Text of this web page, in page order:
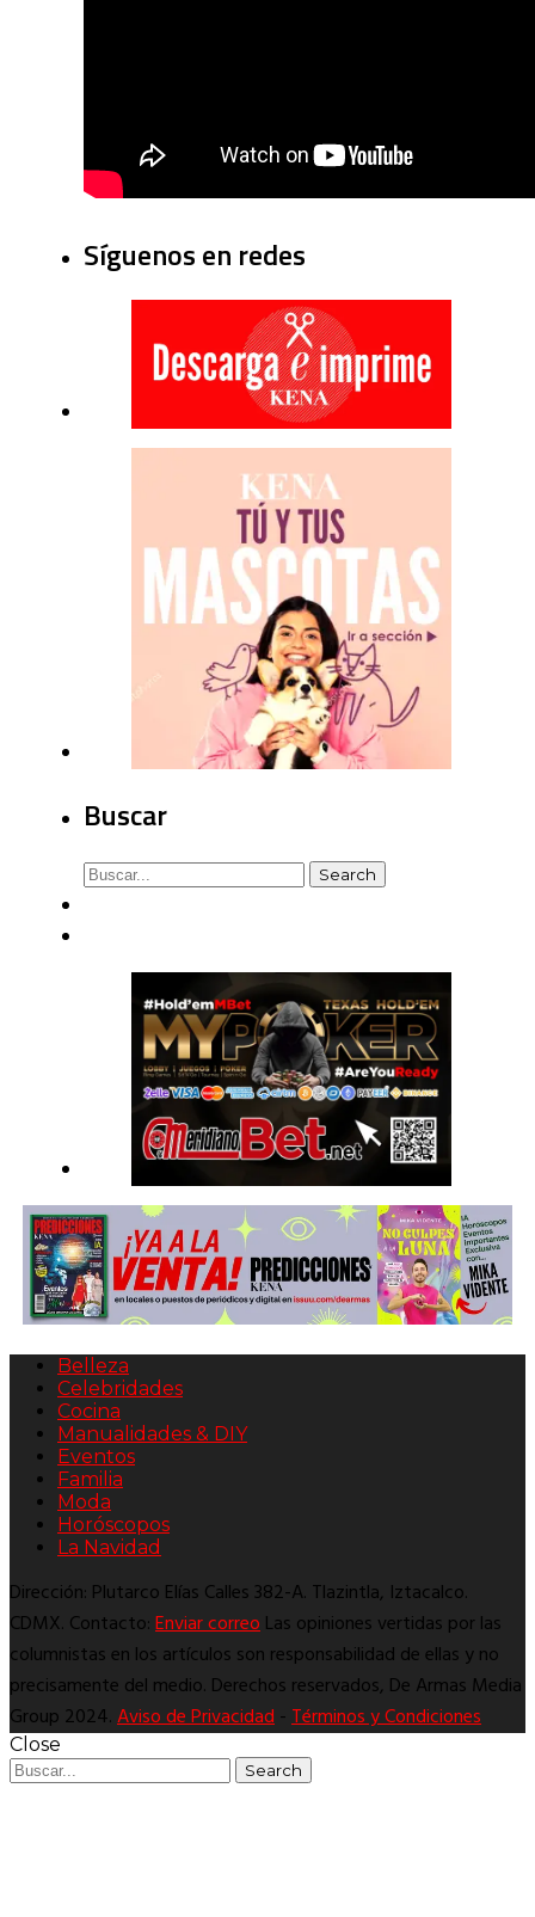
Síguenos en redes
Buscar
Belleza
Celebridades
Cocina
Manualidades & DIY
Eventos
Familia
Moda
Horóscopos
La Navidad
Dirección: Plutarco Elías Calles 382-A. Tlazintla, Iztacalco.
CDMX. Contacto:Enviar correoLas opiniones vertidas por las
columnistas en los artículos son responsabilidad de ellas y no
precisamente del medio. Derechos reservados, De Armas Media
Group 2024.Aviso de Privacidad-Términos y Condiciones
Close